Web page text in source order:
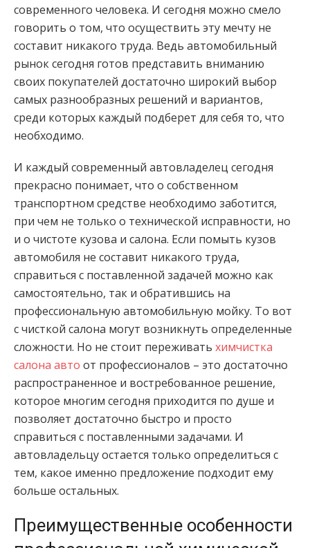
современного человека. И сегодня можно смело
говорить о том, что осуществить эту мечту не
составит никакого труда. Ведь автомобильный
рынок сегодня готов представить вниманию
своих покупателей достаточно широкий выбор
самых разнообразных решений и вариантов,
среди которых каждый подберет для себя то, что
необходимо.
И каждый современный автовладелец сегодня
прекрасно понимает, что о собственном
транспортном средстве необходимо заботится,
при чем не только о технической исправности, но
и о чистоте кузова и салона. Если помыть кузов
автомобиля не составит никакого труда,
справиться с поставленной задачей можно как
самостоятельно, так и обратившись на
профессиональную автомобильную мойку. То вот
с чисткой салона могут возникнуть определенные
сложности. Но не стоит переживать химчистка
салона авто от профессионалов – это достаточно
распространенное и востребованное решение,
которое многим сегодня приходится по душе и
позволяет достаточно быстро и просто
справиться с поставленными задачами. И
автовладельцу остается только определиться с
тем, какое именно предложение подходит ему
больше остальных.
Преимущественные особенности